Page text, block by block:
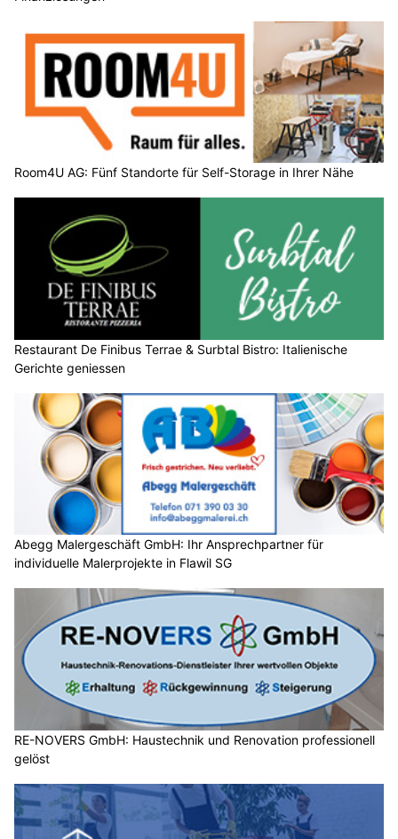
Room4U AG: Fünf Standorte für Self-Storage in Ihrer Nähe
Restaurant De Finibus Terrae & Surbtal Bistro: Italienische
Gerichte geniessen
Abegg Malergeschäft GmbH: Ihr Ansprechpartner für
individuelle Malerprojekte in Flawil SG
RE-NOVERS GmbH: Haustechnik und Renovation professionell
gelöst